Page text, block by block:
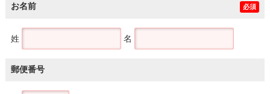
お名前 必須
姓 名
郵便番号